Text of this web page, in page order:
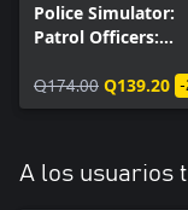
Police Simulator:
Patrol Officers:
Expansion
Q174.00 Q139.20 -
A los usuarios